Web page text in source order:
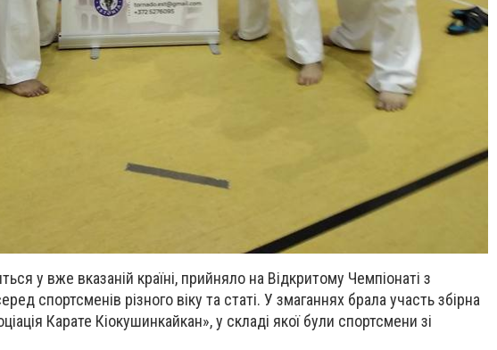
у вже вказаній країні, прийняло на Відкритому Чемпіонаті з
спортсменів різного віку та статі. У змаганнях брала участь збірна
Карате Кіокушинкайкан», у складі якої були спортсмени зі